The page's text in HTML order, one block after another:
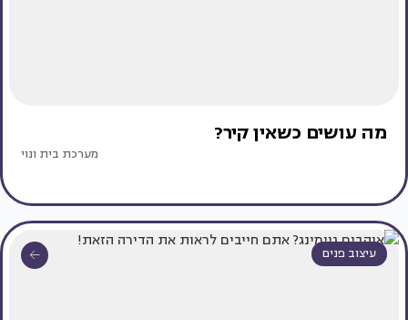
מה עושים כשאין קיר?
מערכת בית ונוי
עיצוב פנים